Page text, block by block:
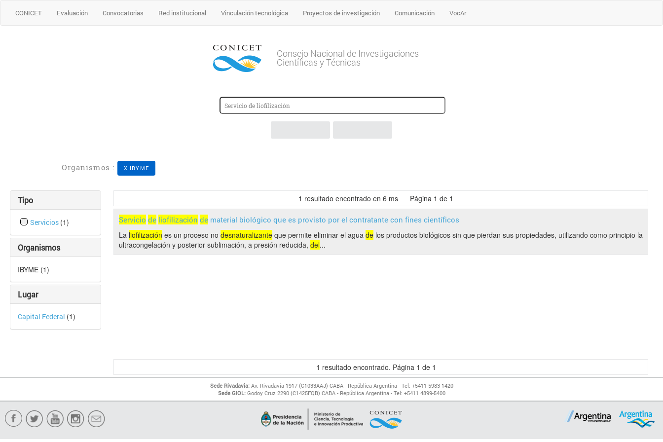
CONICET Evaluación Convocatorias Red institucional Vinculación tecnológica Proyectos de investigación Comunicación VocAr
Consejo Nacional de Investigaciones
Científicas y Técnicas
Organismos : X IBYME
Tipo
Servicios (1)
Organismos
IBYME (1)
Lugar
Capital Federal (1)
1 resultado encontrado en 6 ms Página 1 de 1
Servicio de liofilización de material biológico que es provisto por el contratante con fines científicos
La liofilización es un proceso no desnaturalizante que permite eliminar el agua de los productos biológicos sin que pierdan sus propiedades, utilizando como principio la
ultracongelación y posterior sublimación, a presión reducida, del...
1 resultado encontrado. Página 1 de 1
Sede Rivadavia:Av. Rivadavia 1917 (C1033AAJ) CABA - República Argentina - Tel: +5411 5983-1420
Sede GIOL:Godoy Cruz 2290 (C1425FQB) CABA - República Argentina - Tel: +5411 4899-5400